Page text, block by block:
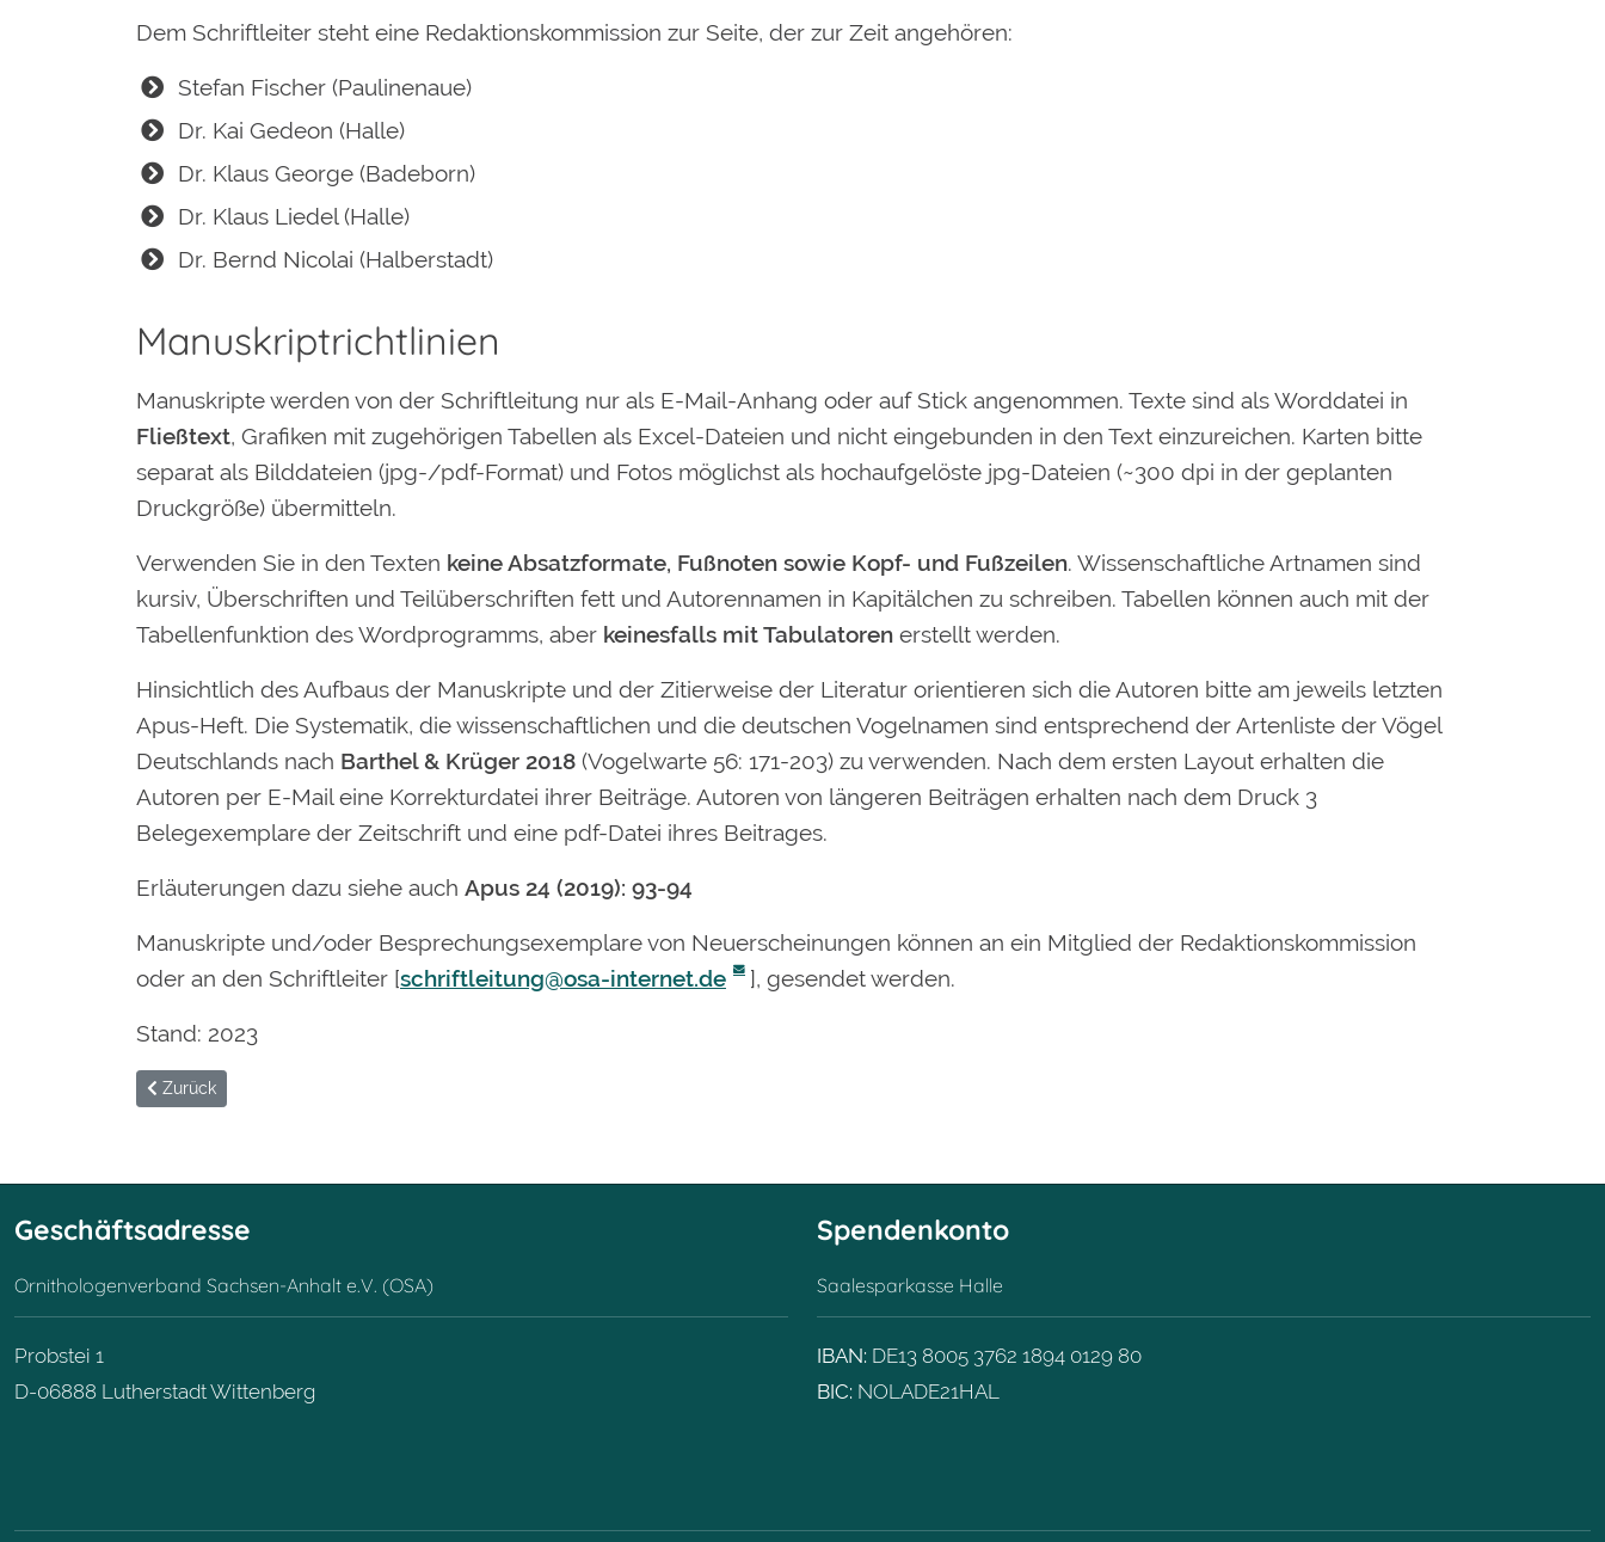
Dem Schriftleiter steht eine Redaktionskommission zur Seite, der zur Zeit angehören:
Stefan Fischer (Paulinenaue)
Dr. Kai Gedeon (Halle)
Dr. Klaus George (Badeborn)
Dr. Klaus Liedel (Halle)
Dr. Bernd Nicolai (Halberstadt)
Manuskriptrichtlinien
Manuskripte werden von der Schriftleitung nur als E-Mail-Anhang oder auf Stick angenommen. Texte sind als Worddatei in
Fließtext, Grafiken mit zugehörigen Tabellen als Excel-Dateien und nicht eingebunden in den Text einzureichen. Karten bitte
separat als Bilddateien (jpg-/pdf-Format) und Fotos möglichst als hochaufgelöste jpg-Dateien (~300 dpi in der geplanten
Druckgröße) übermitteln.
Verwenden Sie in den Texten keine Absatzformate, Fußnoten sowie Kopf- und Fußzeilen. Wissenschaftliche Artnamen sind
kursiv, Überschriften und Teilüberschriften fett und Autorennamen in Kapitälchen zu schreiben. Tabellen können auch mit der
Tabellenfunktion des Wordprogramms, aber keinesfalls mit Tabulatoren erstellt werden.
Hinsichtlich des Aufbaus der Manuskripte und der Zitierweise der Literatur orientieren sich die Autoren bitte am jeweils letzten
Apus-Heft. Die Systematik, die wissenschaftlichen und die deutschen Vogelnamen sind entsprechend der Artenliste der Vögel
Deutschlands nach Barthel & Krüger 2018 (Vogelwarte 56: 171-203) zu verwenden. Nach dem ersten Layout erhalten die
Autoren per E-Mail eine Korrekturdatei ihrer Beiträge. Autoren von längeren Beiträgen erhalten nach dem Druck 3
Belegexemplare der Zeitschrift und eine pdf-Datei ihres Beitrages.
Erläuterungen dazu siehe auch Apus 24 (2019): 93-94
Manuskripte und/oder Besprechungsexemplare von Neuerscheinungen können an ein Mitglied der Redaktionskommission
oder an den Schriftleiter [schriftleitung@osa-internet.de ], gesendet werden.
Stand: 2023
Vorheriger Beitrag: Apus - Bände
Zurück
Geschäftsadresse
Ornithologenverband Sachsen-Anhalt e.V. (OSA)
Probstei 1
D-06888 Lutherstadt Wittenberg
Spendenkonto
Saalesparkasse Halle
IBAN: DE13 8005 3762 1894 0129 80
BIC: NOLADE21HAL